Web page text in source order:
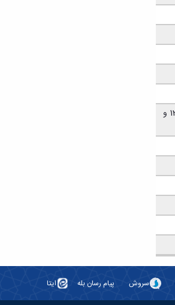
آیین نامه آموزشی دوره کارشناسی ارشد ناپیوسته - مخصوص دانشجویان ورودی سال 95-1394 و
سروش پیام رسان بله ایتا